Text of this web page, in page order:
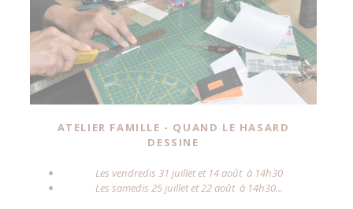
Toute la
journée
Joan Miró. Majorque, l'atelier
des rêves
10 juillet 2026
vendredi
Toute la
journée
Joan Miró. Majorque, l'atelier
des rêves
Toute la
Joan Miró. Majorque, l'atelier
ATELIER FAMILLE - QUAND LE HASARD
DESSINE
Les vendredis 31 juillet et 14 août à 14h30
Les samedis 25 juillet et 22 août à 14h30...